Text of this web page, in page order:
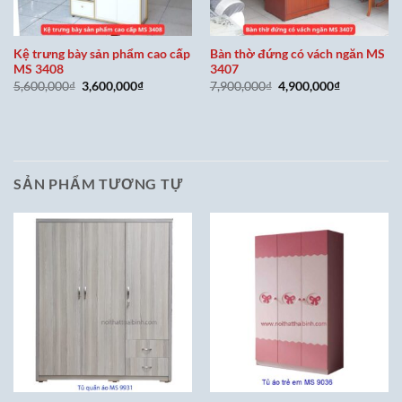
Kệ trưng bày sản phẩm cao cấp
MS 3408
5,600,000₫ Giá
gốc
3,600,000₫Giá
Bàn thờ đứng có vách ngăn MS
3407
7,900,000₫ Giá
gốc
4,900,000₫Giá
SẢN PHẨM TƯƠNG TỰ